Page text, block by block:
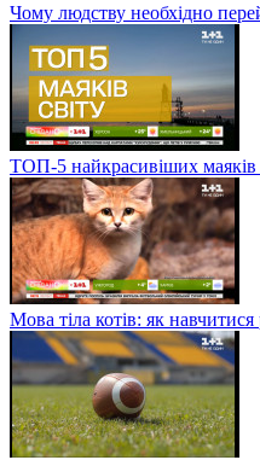
Чому людству необхідно
ТОП-5 найкрасивіших маяків
Мова тіла котів: як